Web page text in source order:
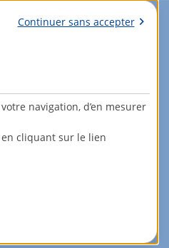
Continuer sans accepter
navigation, d’en mesurer
en cliquant sur le lien